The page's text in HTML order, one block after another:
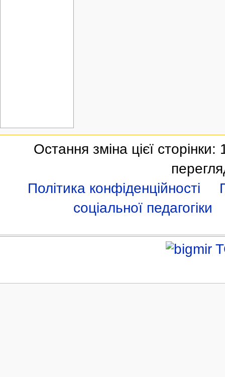
Остання зміна цієї
Політика конфіденційності
соціальної педагогіки